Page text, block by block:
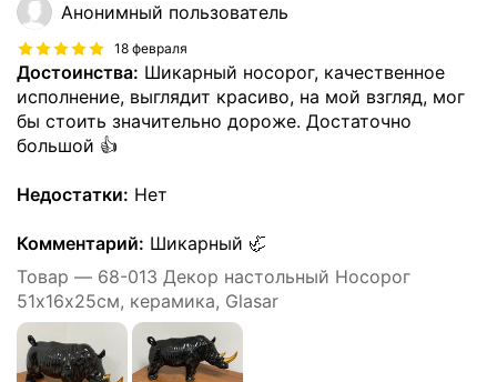
Анонимный пользователь
18 февраля
Достоинства: Шикарный носорог, качественное
исполнение, выглядит красиво, на мой взгляд, мог
бы стоить значительно дороже. Достаточно
большой 👍
Недостатки: Нет
Комментарий: Шикарный 🦏
Товар — 68-013 Декор настольный Носорог
51х16х25см, керамика, Glasar